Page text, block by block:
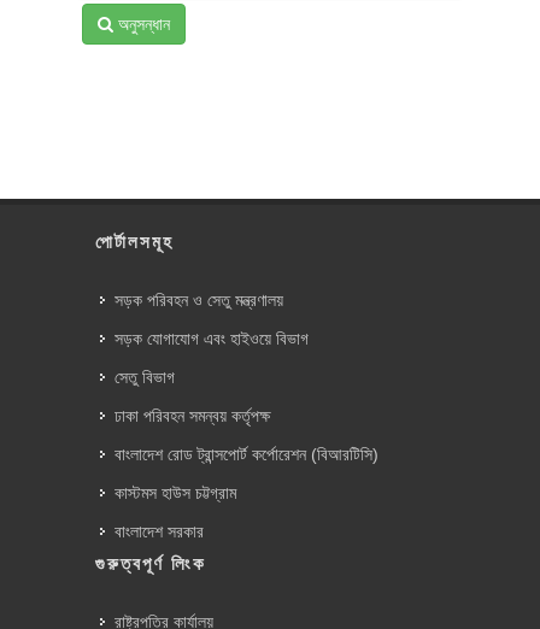
অনুসন্ধান
পোর্টালসমূহ
সড়ক পরিবহন ও সেতু মন্ত্রণালয়
সড়ক যোগাযোগ এবং হাইওয়ে বিভাগ
সেতু বিভাগ
ঢাকা পরিবহন সমন্বয় কর্তৃপক্ষ
বাংলাদেশ রোড ট্রান্সপোর্ট কর্পোরেশন (বিআরটিসি)
কাস্টমস হাউস চট্টগ্রাম
বাংলাদেশ সরকার
গুরুত্বপূর্ণ লিংক
রাষ্ট্রপতির কার্যালয়